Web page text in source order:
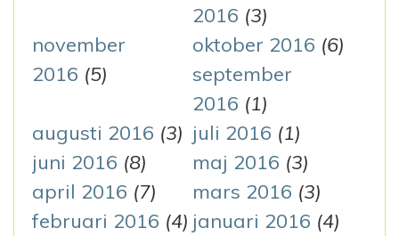
2016 (3)
november
2016 (5)
oktober 2016 (6)
september
2016 (1)
augusti 2016 (3) juli 2016 (1)
juni 2016 (8) maj 2016 (3)
april 2016 (7) mars 2016 (3)
februari 2016 (4) januari 2016 (4)